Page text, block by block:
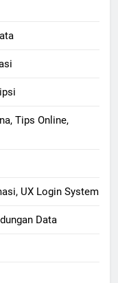
Tips Online,
UX Login System
Data